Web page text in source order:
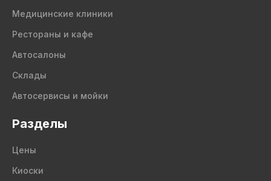
Медицинские клиники
Рестораны и кафе
Автосалоны
Склады
Автосервисы и мойки
Разделы
Цены
Киоски